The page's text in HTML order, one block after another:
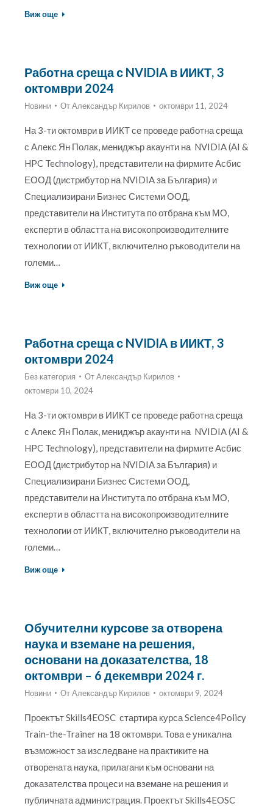
Виж още
Работна среща с NVIDIA в ИИКТ, 3
октомври 2024
Новини ОтАлександър Кирилов октомври 11, 2024
На 3-ти октомври в ИИКТ се проведе работна среща
с Алекс Ян Полак, мениджър акаунти на NVIDIA (AI &
HPC Technology), представители на фирмите Асбис
ЕООД (дистрибутор на NVIDIA за България) и
Специализирани Бизнес Системи ООД,
представители на Института по отбрана към МО,
експерти в областта на високопроизводителните
технологии от ИИКТ, включително ръководители на
големи…
Виж още
Работна среща с NVIDIA в ИИКТ, 3
октомври 2024
Без категория ОтАлександър Кирилов
октомври 10, 2024
На 3-ти октомври в ИИКТ се проведе работна среща
с Алекс Ян Полак, мениджър акаунти на NVIDIA (AI &
HPC Technology), представители на фирмите Асбис
ЕООД (дистрибутор на NVIDIA за България) и
Специализирани Бизнес Системи ООД,
представители на Института по отбрана към МО,
експерти в областта на високопроизводителните
технологии от ИИКТ, включително ръководители на
големи…
Виж още
Обучителни курсове за отворена
наука и вземане на решения,
основани на доказателства, 18
октомври – 6 декември 2024 г.
Новини ОтАлександър Кирилов октомври 9, 2024
Проектът Skills4EOSC стартира курса Science4Policy
Train-the-Trainer на 18 октомври. Това е уникална
възможност за изследване на практиките на
отворената наука, прилагани към основани на
доказателства процеси на вземане на решения и
публичната администрация. Проектът Skills4EOSC